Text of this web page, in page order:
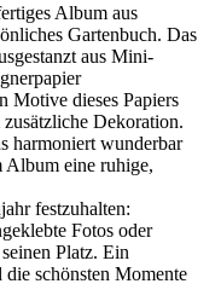
Album aus
Gartenbuch. Das
aus Mini-
Motive dieses Papiers
Dekoration.
harmoniert wunderbar
Album eine ruhige,
festzuhalten:
Fotos oder
Platz. Ein
schönsten Momente